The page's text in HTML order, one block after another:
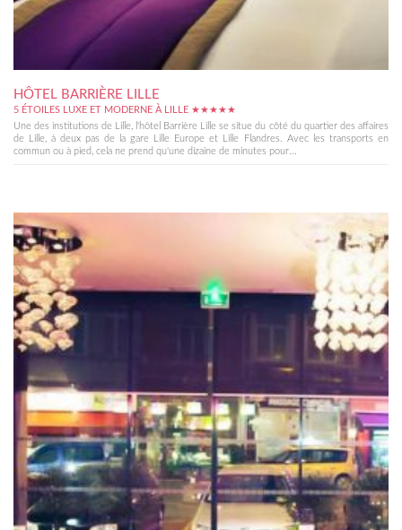
HÔTEL BARRIÈRE LILLE
5 ÉTOILES LUXE ET MODERNE À LILLE ★★★★★
Une des institutions de Lille, l'hôtel Barrière Lille se situe du côté du quartier des affaires
de Lille, à deux pas de la gare Lille Europe et Lille Flandres. Avec les transports en
commun ou à pied, cela ne prend qu'une dizaine de minutes pour...